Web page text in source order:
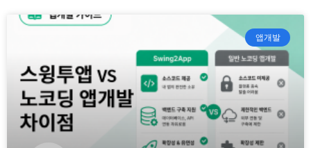
앱개발